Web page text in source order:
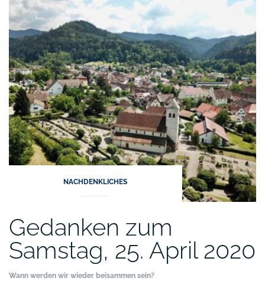
26.
April
2020“
NACHDENKLICHES
Gedanken zum
Samstag, 25. April 2020
Wann werden wir wieder beisammen sein?